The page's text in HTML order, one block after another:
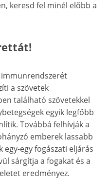
keresd fel minél előbb a
a szövetek
található szövetekkel
egyik legfőbb
Továbbá felhívják a
emberek lassabb
egy fogászati eljárás
sárgítja a fogakat és a
eredményez.